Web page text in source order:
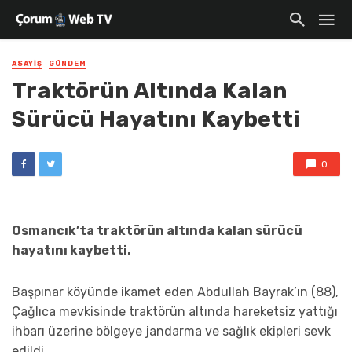
ASAYIŞ GÜNDEM
Traktörün Altında Kalan
Sürücü Hayatını Kaybetti
0
Osmancık’ta traktörün altında kalan sürücü
hayatını kaybetti.
Başpınar köyünde ikamet eden Abdullah Bayrak’ın (88),
Çağlıca mevkisinde traktörün altında hareketsiz yattığı
ihbarı üzerine bölgeye jandarma ve sağlık ekipleri sevk